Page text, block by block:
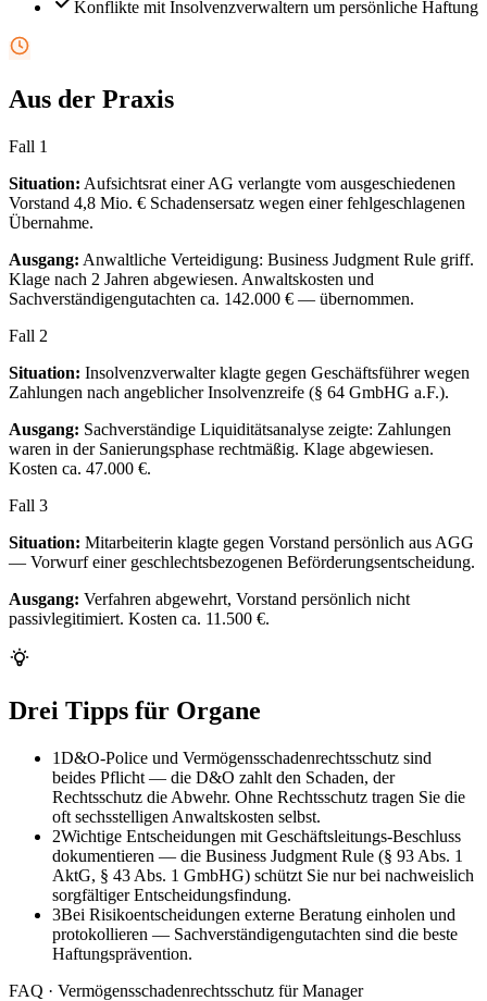
Konflikte mit Insolvenzverwaltern um persönliche Haftung
Aus der Praxis
Fall 1
Situation: Aufsichtsrat einer AG verlangte vom ausgeschiedenen
Vorstand 4,8 Mio. € Schadens­ersatz wegen einer fehlgeschlagenen
Übernahme.
Ausgang: Anwaltliche Verteidigung: Business Judgment Rule griff.
Klage nach 2 Jahren abgewiesen. Anwaltskosten und
Sachverständigen­gutachten ca. 142.000 € — übernommen.
Fall 2
Situation: Insolvenzverwalter klagte gegen Geschäftsführer wegen
Zahlungen nach angeblicher Insolvenzreife (§ 64 GmbHG a.F.).
Ausgang: Sachverständige Liquiditäts­analyse zeigte: Zahlungen
waren in der Sanierungsphase rechtmäßig. Klage abgewiesen.
Kosten ca. 47.000 €.
Fall 3
Situation: Mitarbeiterin klagte gegen Vorstand persönlich aus AGG
— Vorwurf einer geschlechts­bezogenen Beförderungs­entscheidung.
Ausgang: Verfahren abgewehrt, Vorstand persönlich nicht
passivlegitimiert. Kosten ca. 11.500 €.
Drei Tipps für Organe
1D&O-Police und Vermögensschaden­rechtsschutz sind
beides Pflicht — die D&O zahlt den Schaden, der
Rechtsschutz die Abwehr. Ohne Rechtsschutz tragen Sie die
oft sechs­stelligen Anwaltskosten selbst.
2Wichtige Entscheidungen mit Geschäftsleitungs-Beschluss
dokumentieren — die Business Judgment Rule (§ 93 Abs. 1
AktG, § 43 Abs. 1 GmbHG) schützt Sie nur bei nachweislich
sorgfältiger Entscheidungs­findung.
3Bei Risikoentscheidungen externe Beratung einholen und
protokollieren — Sachverständigengutachten sind die beste
Haftungs­prävention.
FAQ · Vermögensschadenrechtsschutz für Manager